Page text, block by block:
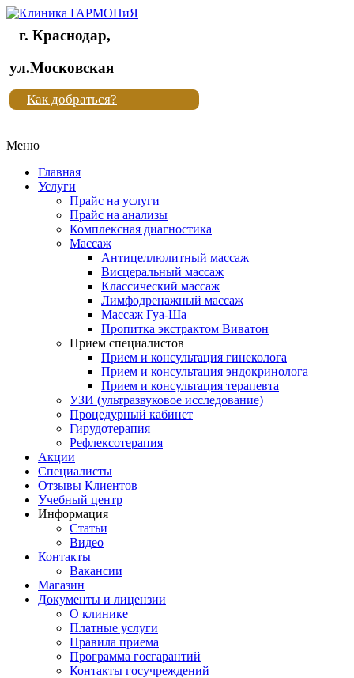
Клиника
"Новая
жизнь"
Клиника
жизнь"
г. Краснодар,
ул.Московская
Как добраться?
Меню
Главная
Услуги
Прайс на услуги
Прайс на анализы
Комплексная диагностика
Массаж
Антицеллюлитный массаж
Висцеральный массаж
Классический массаж
Лимфодренажный массаж
Массаж Гуа-Ша
Пропитка экстрактом Виватон
Прием специалистов
Прием и консультация гинеколога
Прием и консультация эндокринолога
Прием и консультация терапевта
УЗИ (ультразвуковое исследование)
Процедурный кабинет
Гирудотерапия
Рефлексотерапия
Акции
Специалисты
Отзывы Клиентов
Учебный центр
Информация
Статьи
Видео
Контакты
Вакансии
Магазин
Документы и лицензии
О клинике
Платные услуги
Правила приема
Программа госгарантий
Контакты госучреждений